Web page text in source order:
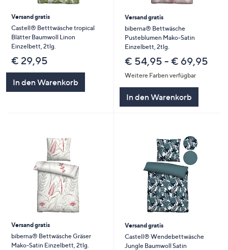
Versand gratis
Castell® Betttwäsche tropical
Blätter Baumwoll Linon
Einzelbett, 2tlg.
€ 29,95
In den Warenkorb
Versand gratis
biberna® Bettwäsche
Pusteblumen Mako-Satin
Einzelbett, 2tlg.
€ 54,95 - € 69,95
Weitere Farben verfügbar
In den Warenkorb
Versand gratis
biberna® Bettwäsche Gräser
Mako-Satin Einzelbett, 2tlg.
Versand gratis
Castell® Wendebettwäsche
Jungle Baumwoll Satin